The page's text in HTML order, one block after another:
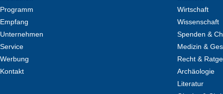
Programm
Empfang
Unternehmen
Service
Werbung
Kontakt
Wirtschaft
Wissenschaft
Spenden &
Medizin &
Recht &
Archäologie
Literatur